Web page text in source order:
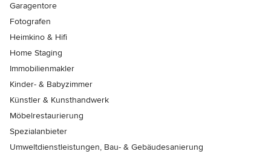
Garagentore
Fotografen
Heimkino & Hifi
Home Staging
Immobilienmakler
Kinder- & Babyzimmer
Künstler & Kunsthandwerk
Möbelrestaurierung
Spezialanbieter
Umweltdienstleistungen, Bau- & Gebäudesanierung